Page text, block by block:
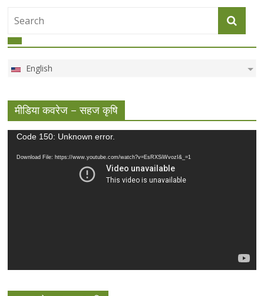
English
मीडिया कवरेज – सहज कृषि
Video
Code 150: Unknown error.
Download File: https://www.youtube.com/watch?v=EsRXSiWvozI&_=1